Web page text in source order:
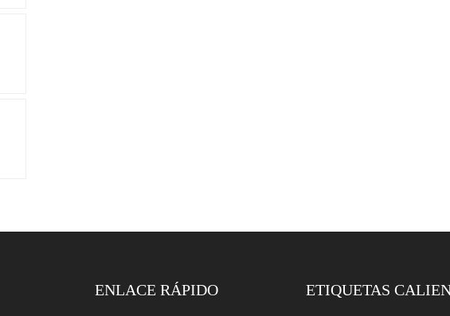
ENLACE RÁPIDO ETIQUETAS